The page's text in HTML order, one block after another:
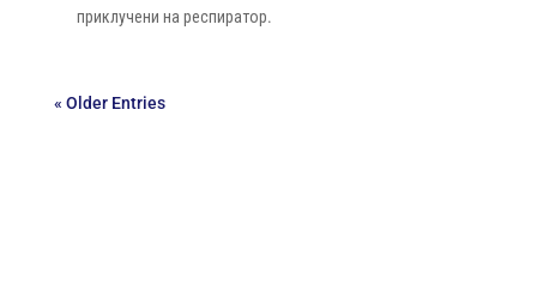
приклучени на респиратор.
« Older Entries